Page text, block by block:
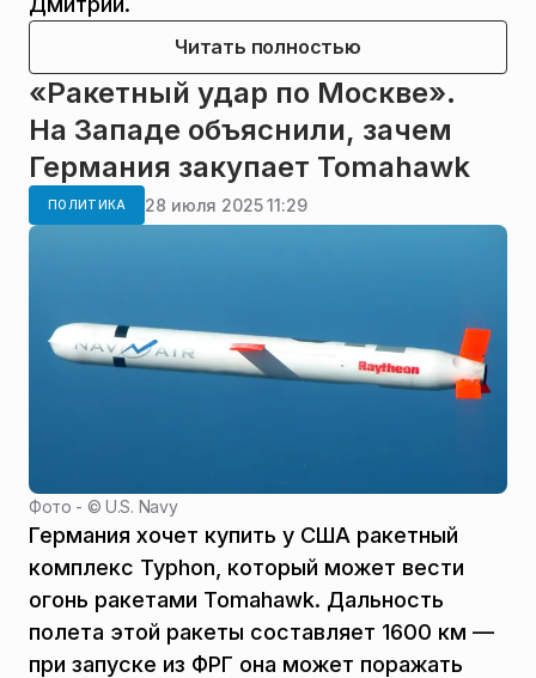
Читать полностью
«Ракетный удар по Москве».
На Западе объяснили, зачем
Германия закупает Tomahawk
ПОЛИТИКА 28 июля 2025 11:29
Фото - ©U.S. Navy
Германия хочет купить у США ракетный
комплекс Typhon, который может вести
огонь ракетами Tomahawk. Дальность
полета этой ракеты составляет 1600 км —
при запуске из ФРГ она может поражать